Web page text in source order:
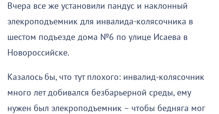
Вчера все же установили пандус и наклонный
элекроподъемник для инвалида-колясочника в
шестом подъезде дома №6 по улице Исаева в
Новороссийске.
Казалось бы, что тут плохого: инвалид-колясочник
много лет добивался безбарьерной среды, ему
нужен был элекроподъемник – чтобы бедняга мог